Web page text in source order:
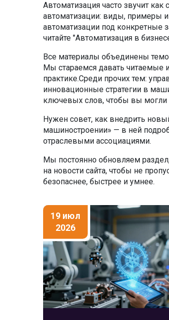
Автоматизация часто звучит
автоматизации: виды, примеры
автоматизации под конкретные
читайте "Автоматизация в
Все материалы объединены
Мы стараемся давать читаемые
практике.Среди прочих тем:
инновационные стратегии в
ключевых слов, чтобы вы
Нужен совет, как внедрить
машиностроении» — в ней
отраслевыми ассоциациями.
Мы постоянно обновляем
на новости сайта, чтобы не
безопаснее, быстрее и умнее.
19 июл
2026